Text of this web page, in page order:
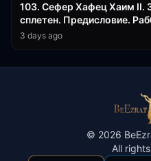
103. Сефер Хафец Хаим II.
сплетен. Предисловие.
3 days ago
© 2026
All